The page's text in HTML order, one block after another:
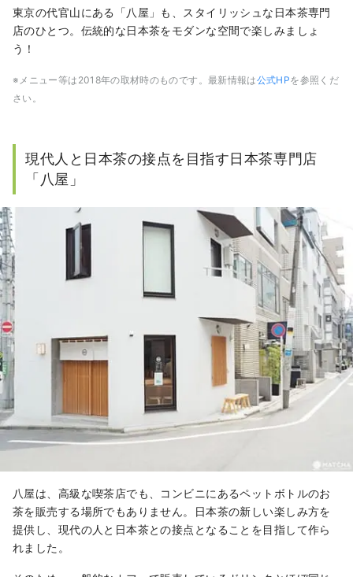
東京の代官山にある「八屋」も、スタイリッシュな日本茶専門
店のひとつ。伝統的な日本茶をモダンな空間で楽しみましょ
う！
※メニュー等は2018年の取材時のものです。最新情報は公式HPを参照くだ
さい。
現代人と日本茶の接点を目指す日本茶専門店
「八屋」
八屋は、高級な喫茶店でも、コンビニにあるペットボトルのお
茶を販売する場所でもありません。日本茶の新しい楽しみ方を
提供し、現代の人と日本茶との接点となることを目指して作ら
れました。